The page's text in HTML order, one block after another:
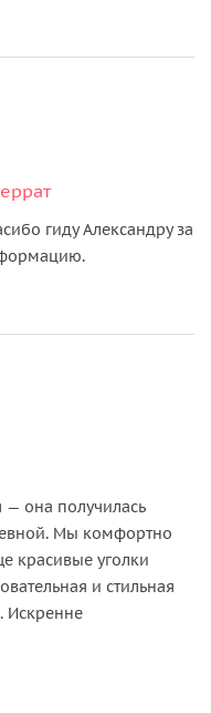
гиду Александру за
— она получилась
Мы комфортно
красивые уголки
и стильная
Искренне